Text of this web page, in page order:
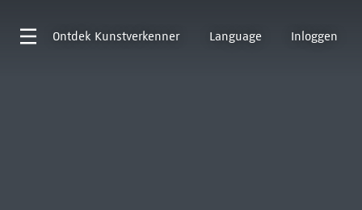
Ontdek Kunstverkenner Language Inloggen